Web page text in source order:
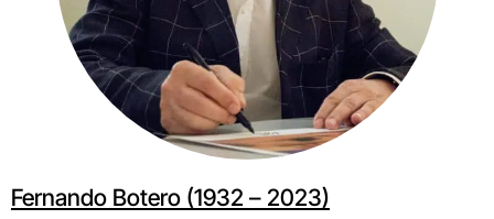
Fernando Botero (1932 – 2023)